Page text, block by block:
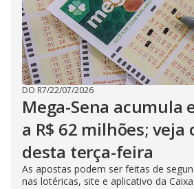
DO R7/22/07/2026
Mega-Sena acumula
a R$ 62 milhões; veja
desta terça-feira
As apostas podem ser feitas de
nas lotéricas, site e aplicativo da Caixa